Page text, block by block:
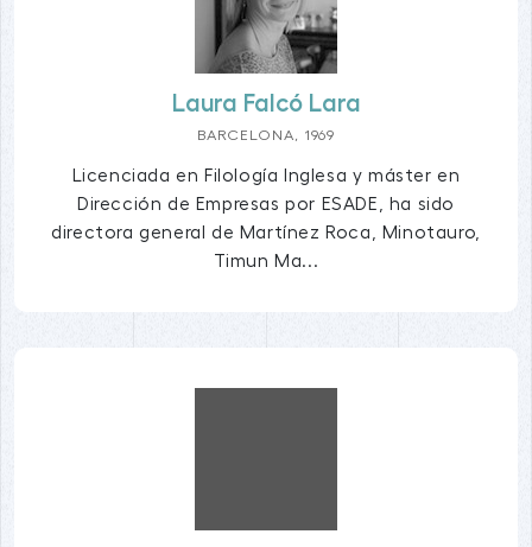
Laura Falcó Lara
BARCELONA, 1969
Licenciada en Filología Inglesa y máster en
Dirección de Empresas por ESADE, ha sido
directora general de Martínez Roca, Minotauro,
Timun Ma...